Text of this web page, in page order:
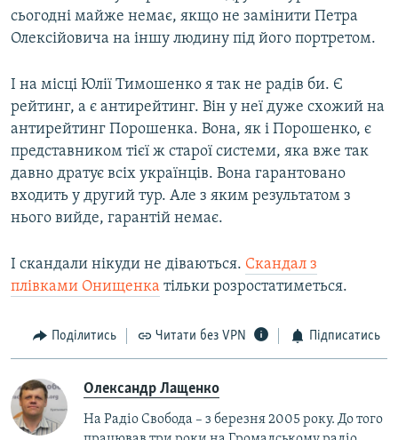
сьогодні майже немає, якщо не замінити Петра
Олексійовича на іншу людину під його портретом.
І на місці Юлії Тимошенко я так не радів би. Є
рейтинг, а є антирейтинг. Він у неї дуже схожий на
антирейтинг Порошенка. Вона, як і Порошенко, є
представником тієї ж старої системи, яка вже так
давно дратує всіх українців. Вона гарантовано
входить у другий тур. Але з яким результатом з
нього вийде, гарантій немає.
І скандали нікуди не діваються. Скандал з
плівками Онищенка ​тільки розростатиметься.
Поділитись Читати без VPN Підписатись
Олександр Лащенко
На Радіо Свобода – з березня 2005 року. До того